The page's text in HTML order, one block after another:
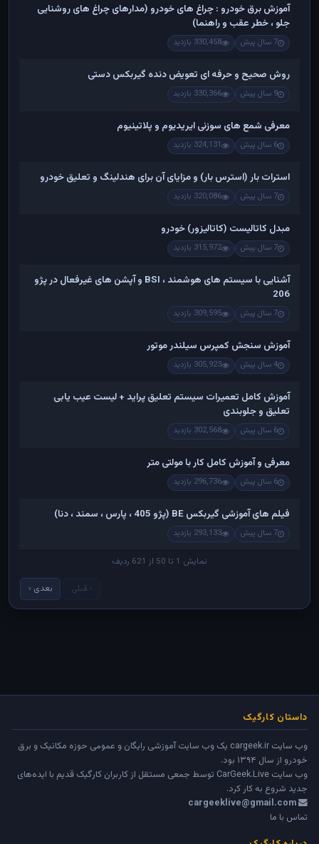
آموزش برق خودرو : چراغ های خودرو (مدارهای چراغ های روشنایی
جلو ، خطر عقب و راهنما)
7 سال پیش 330,458 بازدید
روش صحیح و حرفه ای تعویض دنده گیربکس دستی
9 سال پیش 330,366 بازدید
معرفی شمع های سوزنی ایریدیوم و پلاتینیوم
6 سال پیش 324,131 بازدید
استرات بار (استرس بار) و مزایای آن برای هندلینگ و تعلیق خودرو
7 سال پیش 320,086 بازدید
مبدل کاتالیست (کاتالیزور) خودرو
7 سال پیش 315,972 بازدید
آشنایی با سیستم های هوشمند ، BSI و آپشن های غیرفعال در پژو
206
7 سال پیش 309,595 بازدید
آموزش سنجش کمپرس سیلندر موتور
4 سال پیش 305,923 بازدید
آموزش کامل تعمیرات سیستم تعلیق پراید + لیست عیب یابی
تعلیق و جلوبندی
6 سال پیش 302,568 بازدید
معرفی و آموزش کامل کار با مولتی متر
6 سال پیش 296,736 بازدید
فیلم های آموزشی گیربکس BE (پژو 405 ، پارس ، سمند ، دنا)
7 سال پیش 293,133 بازدید
نمایش 1 تا 50 از 621 ردیف
‹ قبلی بعدی ›
داستان کارگیک
وب سایت cargeek.ir یک وب سایت آموزشی رایگان و عمومی حوزه مکانیک و برق
خودرو از سال ۱۳۹۴ بود.
وب سایت CarGeek.Live توسط جمعی مستقل از کاربران کارگیک قدیم با ایده‌های
جدید شروع به کار کرد.
cargeeklive@gmail.com
تماس با ما